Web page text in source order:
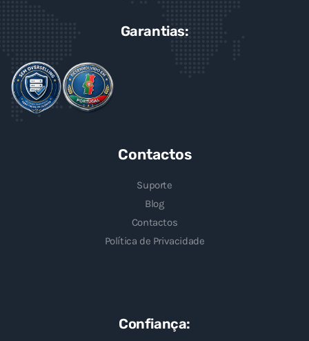
Garantias:
Contactos
Suporte
Blog
Contactos
Política de Privacidade
Confiança: